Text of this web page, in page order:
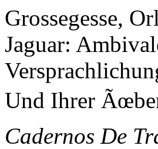
Grossegesse,
Jaguar:
Und Ihrer
Cadernos De